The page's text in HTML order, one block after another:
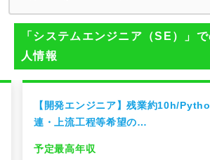
「システムエンジニア（SE）」
人情報
【開発エンジニア】残業約10h/
連・上流工程等希望の…
予定最高年収